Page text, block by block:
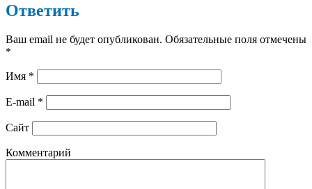
Ответить
Ваш email не будет опубликован. Обязательные поля отмечены
*
Имя *
E-mail *
Сайт
Комментарий